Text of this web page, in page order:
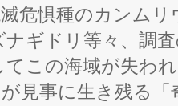
危惧種のカンム
ギドリ等々、調
この海域が失わ
が見事に生き残る